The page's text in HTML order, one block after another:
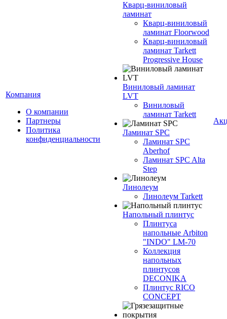
Компания
О компании
Партнеры
Политика
конфиденциальности
Кварц-виниловый
ламинат
Кварц-виниловый
ламинат Floorwood
Кварц-виниловый
ламинат Tarkett
Progressive House
Виниловый ламинат
LVT
Виниловый
ламинат Tarkett
Ламинат SPC
Ламинат SPC
Aberhof
Ламинат SPC Alta
Step
Линолеум
Линолеум Tarkett
Напольный плинтус
Плинтуса
напольные Arbiton
"INDO" LM-70
Коллекция
напольных
плинтусов
DECONIKA
Плинтус RICO
CONCEPT